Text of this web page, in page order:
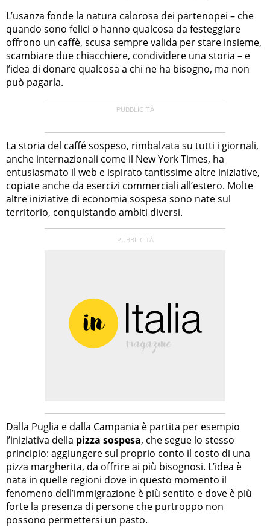
L’usanza fonde la natura calorosa dei partenopei – che
quando sono felici o hanno qualcosa da festeggiare
offrono un caffè, scusa sempre valida per stare insieme,
scambiare due chiacchiere, condividere una storia – e
l’idea di donare qualcosa a chi ne ha bisogno, ma non
può pagarla.
La storia del caffé sospeso, rimbalzata su tutti i giornali,
anche internazionali come il New York Times, ha
entusiasmato il web e ispirato tantissime altre iniziative,
copiate anche da esercizi commerciali all’estero. Molte
altre iniziative di economia sospesa sono nate sul
territorio, conquistando ambiti diversi.
Dalla Puglia e dalla Campania è partita per esempio
l’iniziativa della pizza sospesa, che segue lo stesso
principio: aggiungere sul proprio conto il costo di una
pizza margherita, da offrire ai più bisognosi. L’idea è
nata in quelle regioni dove in questo momento il
fenomeno dell’immigrazione è più sentito e dove è più
forte la presenza di persone che purtroppo non
possono permettersi un pasto.